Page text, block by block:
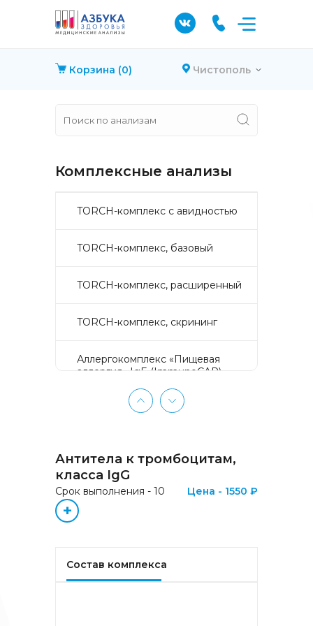
Корзина (0) Чистополь
Комплексные анализы
TORCH-комплекс с авидностью
TORCH-комплекс, базовый
TORCH-комплекс, расширенный
TORCH-комплекс, скрининг
Аллергокомплекс «Пищевая
аллергия» IgE (ImmunoCAP)
Треска f3, Пшеница f4, Арахис
f13, Соя f14, Фундук f17,
Аллергокомплекс «Прогноз
эффективности АСИТ
Букоцветные деревья» IgE
(ImmunoCAP) (Береза
аллергокомпонент, t215 rBet v1
PR-10, Береза
Аллергокомплекс «Прогноз
Антитела к тромбоцитам,
класса IgG
Срок выполнения - 10 Цена - 1550 ₽
+
Состав комплекса